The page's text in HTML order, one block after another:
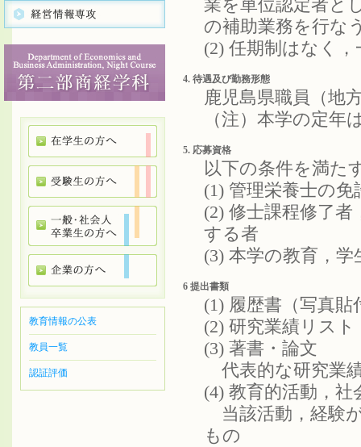
教育情報の公表
教員一覧
認証評価
業を単位認定者と
の補助業務を行
(2) 任期制はなく
4. 待遇及び勤務形態
鹿児島県職員（地
（注）本学の定年
5. 応募資格
以下の条件を満た
(1) 管理栄養士の
(2) 修士課程修了
する者
(3) 本学の教育，
6 提出書類
(1) 履歴書（写真貼
(2) 研究業績リス
(3) 著書・論文
代表的な研究業
(4) 教育的活動，
当該活動，経験
もの